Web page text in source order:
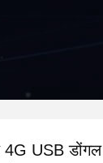
4G USB